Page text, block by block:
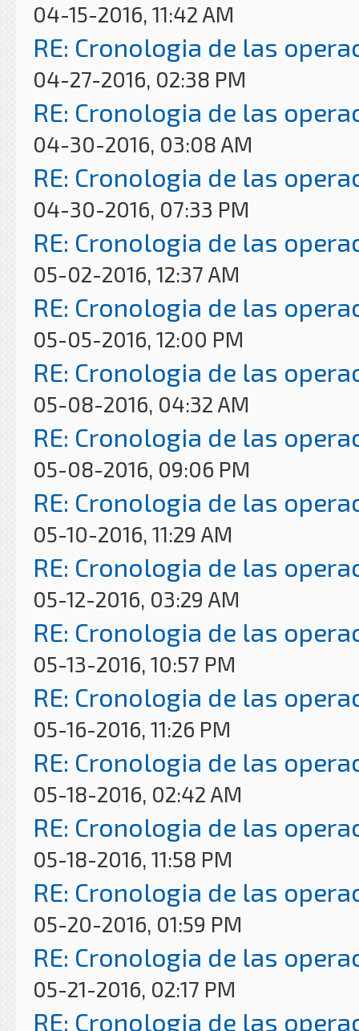
04-15-2016, 11:42 AM
RE: Cronologia de las
04-27-2016, 02:38 PM
RE: Cronologia de las
04-30-2016, 03:08 AM
RE: Cronologia de las
04-30-2016, 07:33 PM
RE: Cronologia de las
05-02-2016, 12:37 AM
RE: Cronologia de las
05-05-2016, 12:00 PM
RE: Cronologia de las
05-08-2016, 04:32 AM
RE: Cronologia de las
05-08-2016, 09:06 PM
RE: Cronologia de las
05-10-2016, 11:29 AM
RE: Cronologia de las
05-12-2016, 03:29 AM
RE: Cronologia de las
05-13-2016, 10:57 PM
RE: Cronologia de las
05-16-2016, 11:26 PM
RE: Cronologia de las
05-18-2016, 02:42 AM
RE: Cronologia de las
05-18-2016, 11:58 PM
RE: Cronologia de las
05-20-2016, 01:59 PM
RE: Cronologia de las
05-21-2016, 02:17 PM
RE: Cronologia de las